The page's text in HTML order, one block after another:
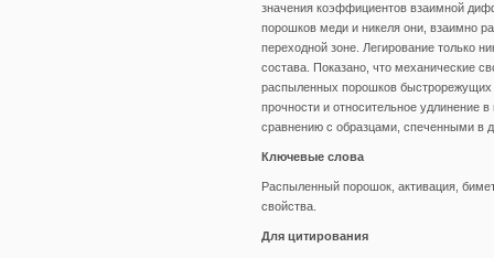
значения коэффициентов взаимной
порошков меди и никеля они, взаимно
переходной зоне. Легирование только
состава. Показано, что механические
распыленных порошков быстрорежущих
прочности и относительное удлинение
сравнению с образцами, спеченными в
Ключевые слова
Распыленный порошок, активация,
свойства.
Для цитирования